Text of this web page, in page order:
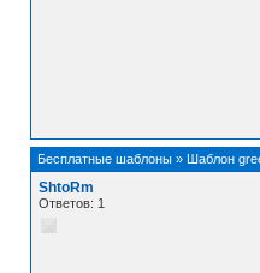
Бесплатные шаблоны » Шаблон
ShtoRm
Ответов: 1